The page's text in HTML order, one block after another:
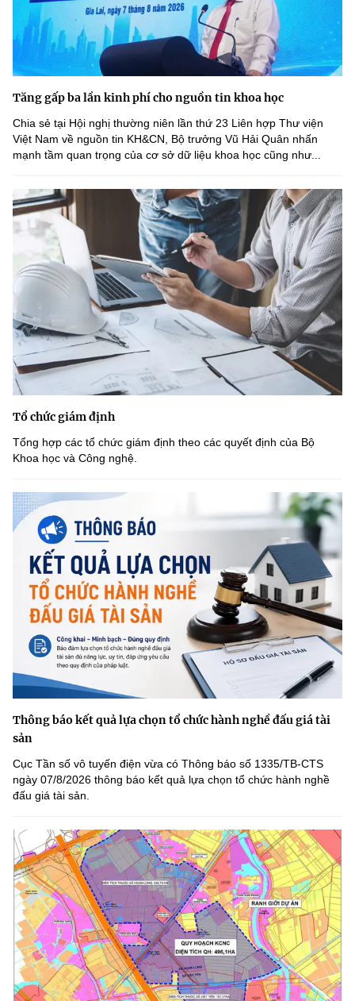
Tăng gấp ba lần kinh phí cho nguồn tin khoa học
Chia sẻ tại Hội nghị thường niên lần thứ 23 Liên hợp Thư viện
Việt Nam về nguồn tin KH&CN, Bộ trưởng Vũ Hải Quân nhấn
mạnh tầm quan trọng của cơ sở dữ liệu khoa học cũng như...
Tổ chức giám định
Tổng hợp các tổ chức giám định theo các quyết định của Bộ
Khoa học và Công nghệ.
Thông báo kết quả lựa chọn tổ chức hành nghề đấu giá tài
sản
Cục Tần số vô tuyến điện vừa có Thông báo số 1335/TB-CTS
ngày 07/8/2026 thông báo kết quả lựa chọn tổ chức hành nghề
đấu giá tài sản.